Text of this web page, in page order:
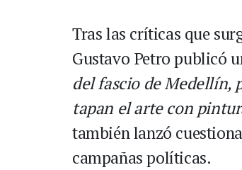
Tras las críticas que
Gustavo Petro publicó
del fascio de Medellín,
tapan el arte con
también lanzó
campañas políticas.